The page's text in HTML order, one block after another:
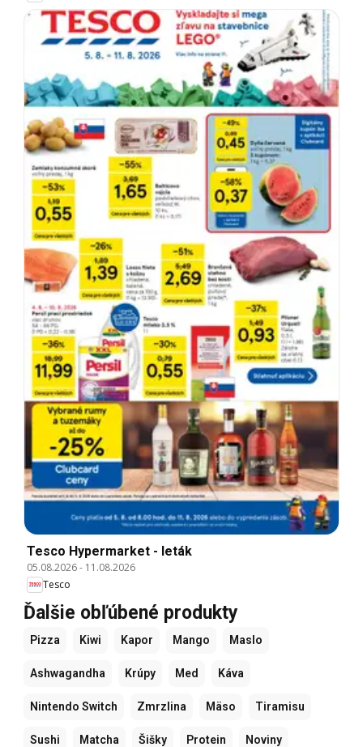
Tesco Hypermarket - leták
05.08.2026- 11.08.2026
Tesco
Ďalšie obľúbené produkty
Pizza Kiwi Kapor Mango Maslo
Ashwagandha Krúpy Med Káva
Nintendo Switch Zmrzlina Mäso Tiramisu
Sushi Matcha Šišky Protein Noviny